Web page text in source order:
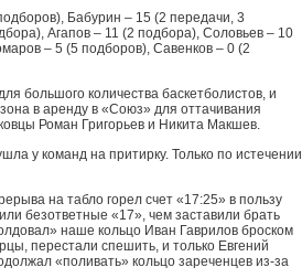
Бабурин – 15 (2 передачи, 3
Агапов – 11 (2 подбора), Соловьев – 10
– 5 (5 подборов), Савенков – 0 (2
большого количества баскетболистов, и
в аренду в «Союз» для оттачивания
Роман Григорьев и Никита Макшев.
у команд на притирку. Только по истечении
на табло горел счет «17:25» в пользу
безответные «17», чем заставили брать
наше кольцо Иван Гаврилов броском
перестали спешить, и только Евгений
«поливать» кольцо зареченцев из-за